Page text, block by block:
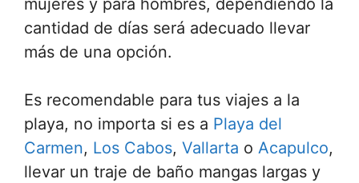
mujeres y para hombres, dependiendo la
cantidad de días será adecuado llevar
más de una opción.
Es recomendable para tus viajes a la
playa, no importa si es a Playa del
Carmen, Los Cabos, Vallarta o Acapulco,
llevar un traje de baño mangas largas y